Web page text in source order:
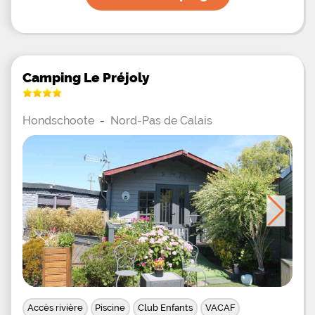
Camping Le Préjoly
Hondschoote - Nord-Pas de Calais
Accès rivière Piscine Club Enfants VACAF